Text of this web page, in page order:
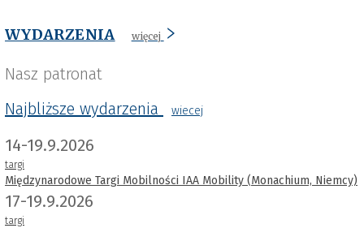
WYDARZENIA więcej
Nasz patronat
Najbliższe wydarzenia
wiecej
14-19.9.2026
targi
Międzynarodowe Targi Mobilności IAA Mobility (Monachium, Niemcy)
17-19.9.2026
targi